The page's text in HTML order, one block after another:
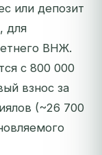
или депозит
для
ВНЖ.
с 800 000
взнос за
(~26 700